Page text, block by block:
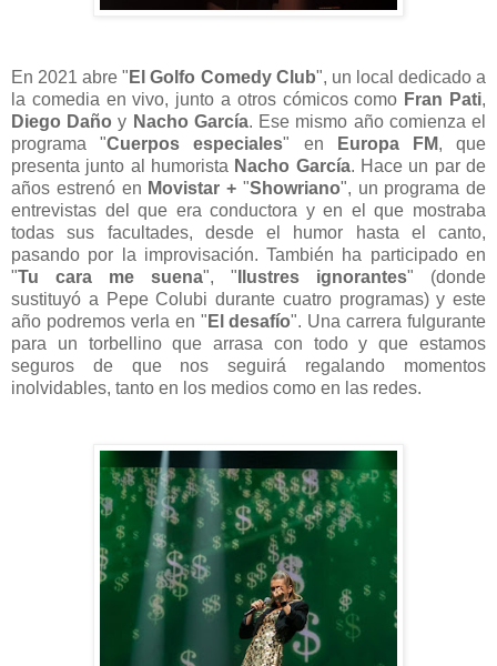
En 2021 abre " El Golfo Comedy Club", un local dedicado a
la comedia en vivo, junto a otros cómicos como Fran Pati,
Diego Daño y Nacho García. Ese mismo año comienza el
programa "Cuerpos especiales" en Europa FM, que
presenta junto al humorista Nacho García. Hace un par de
años estrenó en Movistar + "Showriano", un programa de
entrevistas del que era conductora y en el que mostraba
todas sus facultades, desde el humor hasta el canto,
pasando por la improvisación. También ha participado en
"Tu cara me suena", " Ilustres ignorantes" (donde
sustituyó a Pepe Colubi durante cuatro programas) y este
año podremos verla en " El desafío". Una carrera fulgurante
para un torbellino que arrasa con todo y que estamos
seguros de que nos seguirá regalando momentos
inolvidables, tanto en los medios como en las redes.